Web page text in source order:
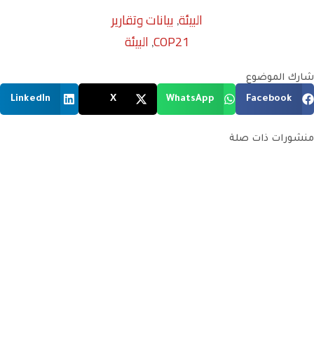
البيئة, بيانات وتقارير
COP21
, البيئة
شارك الموضوع
Facebook
WhatsApp
X
LinkedIn
منشورات ذات صلة